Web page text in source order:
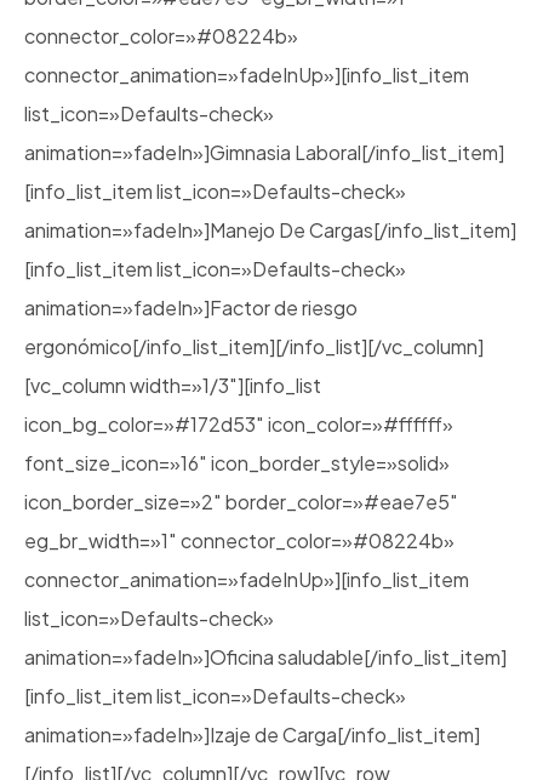
connector_color=»#08224b»
connector_animation=»fadeInUp»][info_list_item
list_icon=»Defaults-check»
animation=»fadeIn»]Gimnasia Laboral[/info_list_item]
[info_list_item list_icon=»Defaults-check»
animation=»fadeIn»]Manejo De Cargas[/info_list_item]
[info_list_item list_icon=»Defaults-check»
animation=»fadeIn»]Factor de riesgo
ergonómico[/info_list_item][/info_list][/vc_column]
[vc_column width=»1/3″][info_list
icon_bg_color=»#172d53″ icon_color=»#ffffff»
font_size_icon=»16″ icon_border_style=»solid»
icon_border_size=»2″ border_color=»#eae7e5″
eg_br_width=»1″ connector_color=»#08224b»
connector_animation=»fadeInUp»][info_list_item
list_icon=»Defaults-check»
animation=»fadeIn»]Oficina saludable[/info_list_item]
[info_list_item list_icon=»Defaults-check»
animation=»fadeIn»]Izaje de Carga[/info_list_item]
[/info_list][/vc_column][/vc_row][vc_row